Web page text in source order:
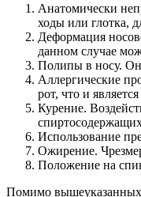
Анатомически
ходы или глотка,
Деформация
данном случае
Полипы в носу.
Аллергические
рот, что и
Курение.
Использование
Ожирение.
Положение на
Помимо вышеуказанных